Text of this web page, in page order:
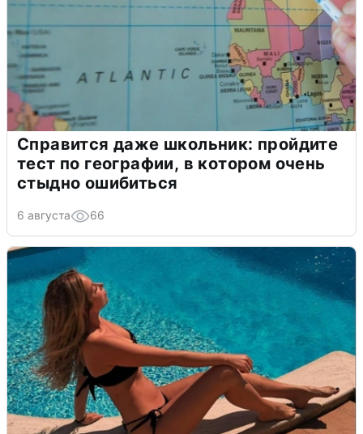
Справится даже школьник: пройдите
тест по географии, в котором очень
стыдно ошибиться
6 августа 66